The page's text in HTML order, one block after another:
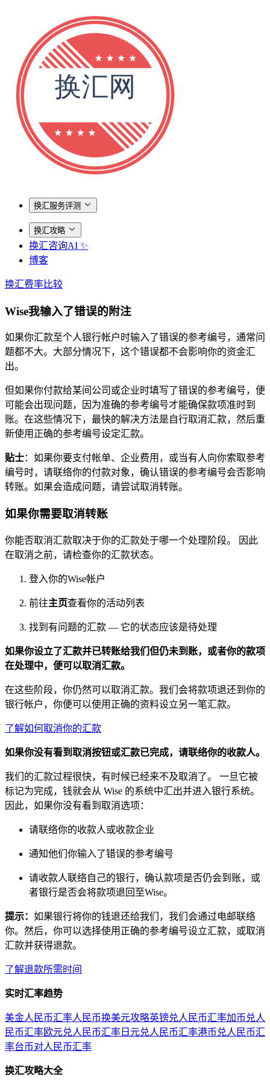
换汇服务评测
换汇攻略
换汇咨询AI ✨
博客
换汇费率比较
Wise我输入了错误的附注
如果你汇款至个人银行帐户时输入了错误的参考编号，通常问
题都不大。大部分情况下，这个错误都不会影响你的资金汇
出。
但如果你付款给某间公司或企业时填写了错误的参考编号，便
可能会出现问题，因为准确的参考编号才能确保款项准时到
账。在这些情况下，最快的解决方法是自行取消汇款，然后重
新使用正确的参考编号设定汇款。
贴士：如果你要支付帐单、企业费用，或当有人向你索取参考
编号时，请联络你的付款对象，确认错误的参考编号会否影响
转账。如果会造成问题，请尝试取消转账。
如果你需要取消转账
你能否取消汇款取决于你的汇款处于哪一个处理阶段。 因此
在取消之前，请检查你的汇款状态。
登入你的Wise帐户
前往主页查看你的活动列表
找到有问题的汇款 — 它的状态应该是待处理
如果你设立了汇款并已转账给我们但仍未到账，或者你的款项
在处理中，便可以取消汇款。
在这些阶段，你仍然可以取消汇款。我们会将款项退还到你的
银行帐户，你便可以使用正确的资料设立另一笔汇款。
了解如何取消你的汇款
如果你没有看到取消按钮或汇款已完成，请联络你的收款人。
我们的汇款过程很快，有时候已经来不及取消了。 一旦它被
标记为完成，钱就会从 Wise 的系统中汇出并进入银行系统。
因此，如果你没有看到取消选项：
请联络你的收款人或收款企业
通知他们你输入了错误的参考编号
请收款人联络自己的银行，确认款项是否仍会到账，或
者银行是否会将款项退回至Wise。
提示： 如果银行将你的钱退还给我们，我们会通过电邮联络
你。然后，你可以选择使用正确的参考编号设立汇款，或取消
汇款并获得退款。
了解退款所需时间
实时汇率趋势
美金人民币汇率人民币换美元攻略英镑兑人民币汇率加币兑人
民币汇率欧元兑人民币汇率 日元兑人民币汇率港币兑人民币汇
率台币对人民币汇率
换汇攻略大全